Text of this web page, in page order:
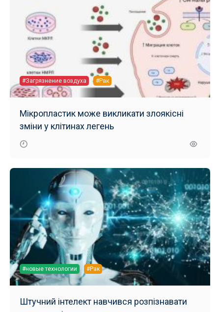
#Загрязнение воздуха #Рак
Мікропластик може викликати злоякісні
зміни у клітинах легень
#новые технологии #Рак
Штучний інтелект навчився розпізнавати